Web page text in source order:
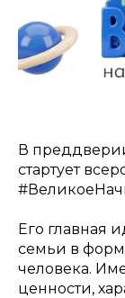
В
стартует
Его главная
семьи в
человека.
ценности,